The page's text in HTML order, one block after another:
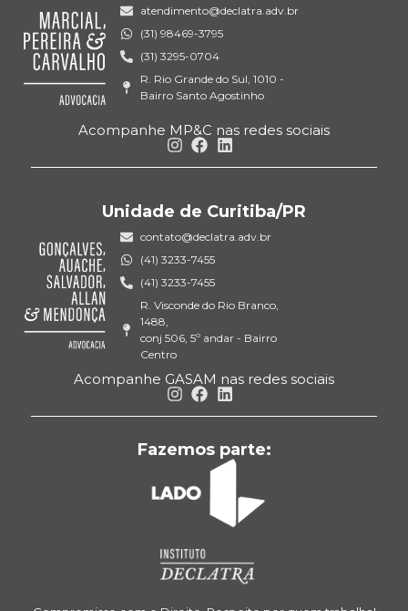
atendimento@declatra.adv.br
(31) 98469-3795
(31) 3295-0704
R. Rio Grande do Sul, 1010 -
Bairro Santo Agostinho
Acompanhe MP&C nas redes sociais
Unidade de Curitiba/PR
contato@declatra.adv.br
(41) 3233-7455
(41) 3233-7455
R. Visconde do Rio Branco,
1488,
conj 506, 5º andar - Bairro
Centro
Acompanhe GASAM nas redes sociais
Fazemos parte: